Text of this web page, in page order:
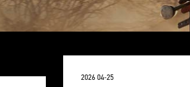
2026 04-25